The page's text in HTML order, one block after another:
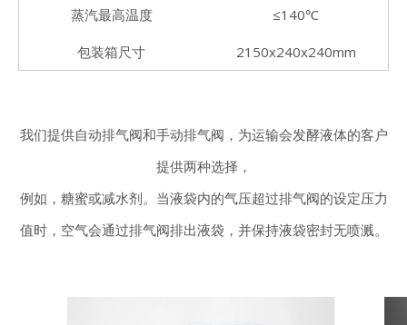
蒸汽最高温度 ≤140℃
包装箱尺寸 2150x240x240mm
我们提供自动排气阀和手动排气阀，为运输会发酵液体的客户
提供两种选择，
例如，糖蜜或减水剂。当液袋内的气压超过排气阀的设定压力
值时，空气会通过排气阀排出液袋，并保持液袋密封无喷溅。